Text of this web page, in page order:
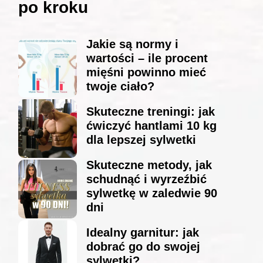
po kroku
Jakie są normy i
wartości – ile procent
mięśni powinno mieć
twoje ciało?
Skuteczne treningi: jak
ćwiczyć hantlami 10 kg
dla lepszej sylwetki
Skuteczne metody, jak
schudnąć i wyrzeźbić
sylwetkę w zaledwie 90
dni
Idealny garnitur: jak
dobrać go do swojej